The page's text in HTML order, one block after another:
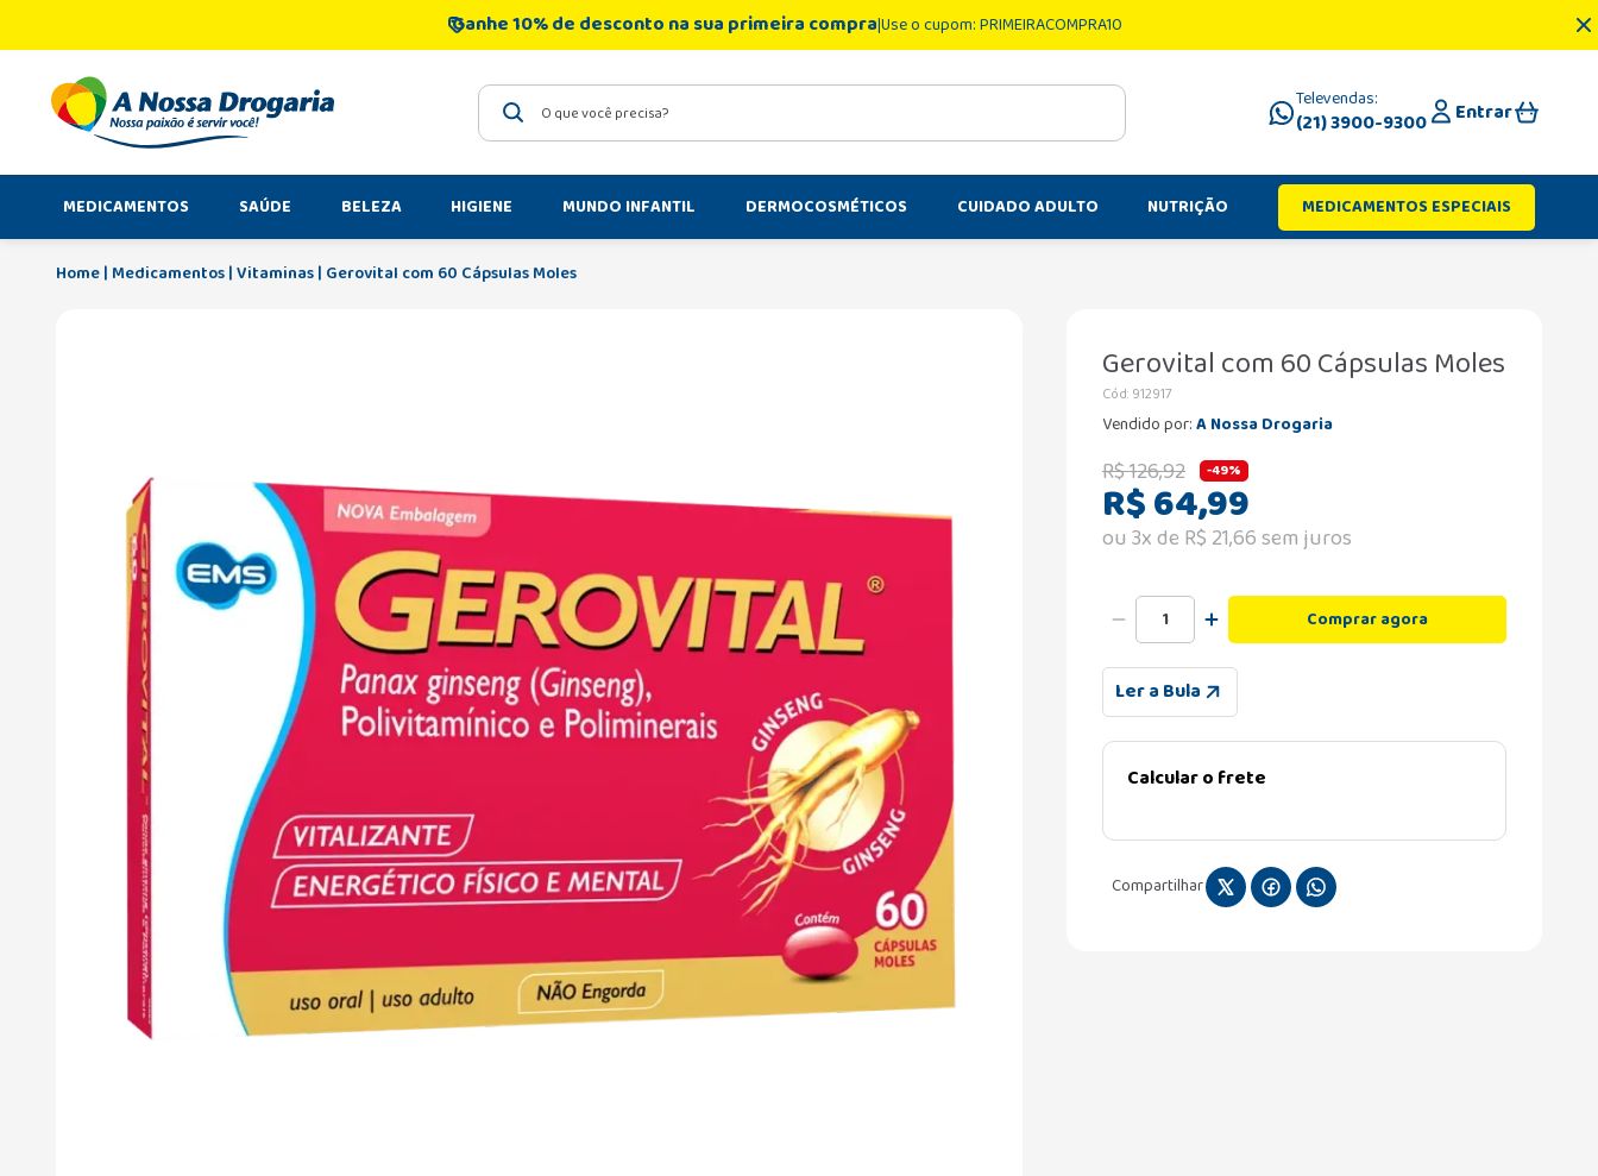
Ganhe 10% de desconto na sua primeira compraUse o cupom: PRIMEIRACOMPRA10
O que você precisa? Televendas:
(21) 3900-9300 Entrar
MEDICAMENTOS SAÚDE BELEZA HIGIENE MUNDO INFANTIL DERMOCOSMÉTICOS CUIDADO ADULTO NUTRIÇÃO MEDICAMENTOS ESPECIAIS
Medicamentos Vitaminas Gerovital com 60 Cápsulas Moles
Gerovital com 60 Cápsulas Moles
Cód: 912917
Vendido por:A Nossa Drogaria
R$126,92 -49%
R$64,99
ou3x de R$ 21,66sem juros
Comprar agora
Ler a Bula
Calcular o frete
Compartilhar